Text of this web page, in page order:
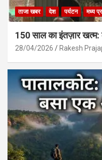
ताजा खबर देश पर्यटन मध्य
150 साल का इंतज़ार खत्म:
28/04/2026 Rakesh